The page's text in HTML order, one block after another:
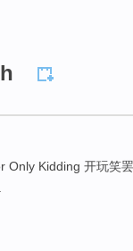
Only Kidding 开玩笑